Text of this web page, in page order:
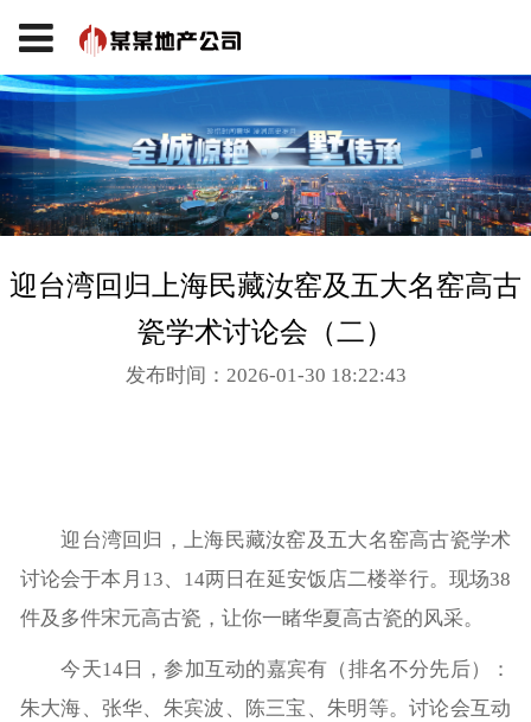
迎台湾回归上海民藏汝窑及五大名窑高古
瓷学术讨论会（二）
发布时间：2026-01-30 18:22:43
迎台湾回归，上海民藏汝窑及五大名窑高古瓷学术
讨论会于本月13、14两日在延安饭店二楼举行。现场38
件及多件宋元高古瓷，让你一睹华夏高古瓷的风采。
今天14日，参加互动的嘉宾有（排名不分先后）：
朱大海、张华、朱宾波、陈三宝、朱明等。讨论会互动